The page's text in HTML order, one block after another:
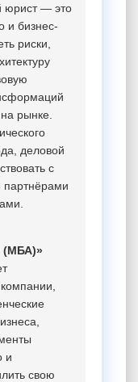
юрист — это
и бизнес-
риски,
рынке.
деловой
с
(МБА)»
и
свою